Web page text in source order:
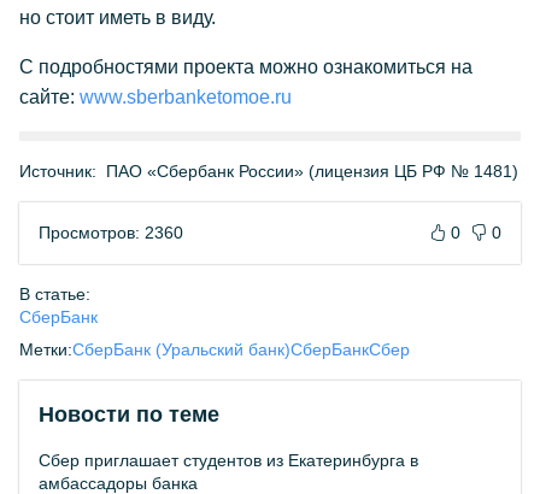
но стоит иметь в виду.
С подробностями проекта можно ознакомиться на
сайте: www.sberbanketomoe.ru
Источник: ПАО «Сбербанк России» (лицензия ЦБ РФ № 1481)
Просмотров: 2360 0 0
В статье:
СберБанк
Метки:СберБанк (Уральский банк)СберБанкСбер
Новости по теме
Сбер приглашает студентов из Екатеринбурга в
амбассадоры банка